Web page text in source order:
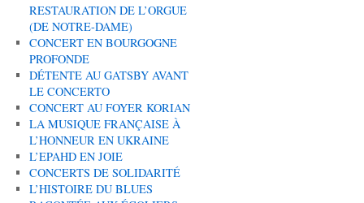
RESTAURATION DE L’ORGUE
(DE NOTRE-DAME)
CONCERT EN BOURGOGNE
PROFONDE
DÉTENTE AU GATSBY AVANT
LE CONCERTO
CONCERT AU FOYER KORIAN
LA MUSIQUE FRANÇAISE À
L’HONNEUR EN UKRAINE
L’EPAHD EN JOIE
CONCERTS DE SOLIDARITÉ
L’HISTOIRE DU BLUES